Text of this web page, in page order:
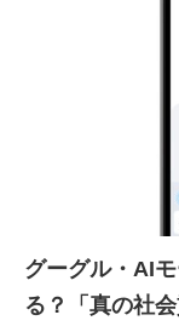
グーグル・AI
る？「真の社